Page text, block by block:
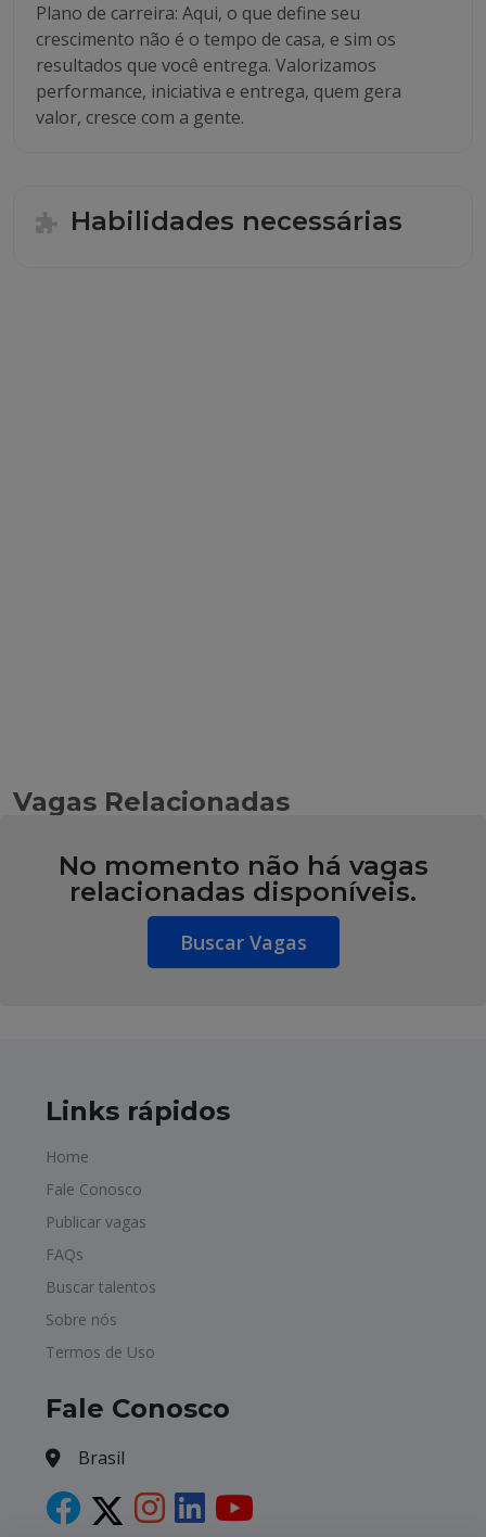
Plano de carreira: Aqui, o que define seu
crescimento não é o tempo de casa, e sim os
resultados que você entrega. Valorizamos
performance, iniciativa e entrega, quem gera
valor, cresce com a gente.
Habilidades necessárias
Vagas Relacionadas
No momento não há vagas
relacionadas disponíveis.
Buscar Vagas
Links rápidos
Home
Fale Conosco
Publicar vagas
FAQs
Buscar talentos
Sobre nós
Termos de Uso
Fale Conosco
Brasil